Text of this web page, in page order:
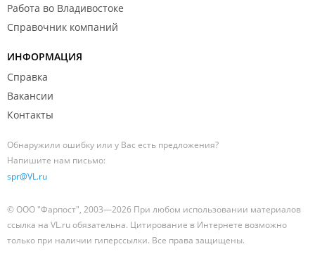
Работа во Владивостоке
Справочник компаний
ИНФОРМАЦИЯ
Справка
Вакансии
Контакты
Обнаружили ошибку или у Вас есть предложения?
Напишите нам письмо:
spr@VL.ru
© ООО "Фарпост", 2003—2026 При любом использовании материалов
ссылка на VL.ru обязательна. Цитирование в Интернете возможно
только при наличии гиперссылки. Все права защищены.